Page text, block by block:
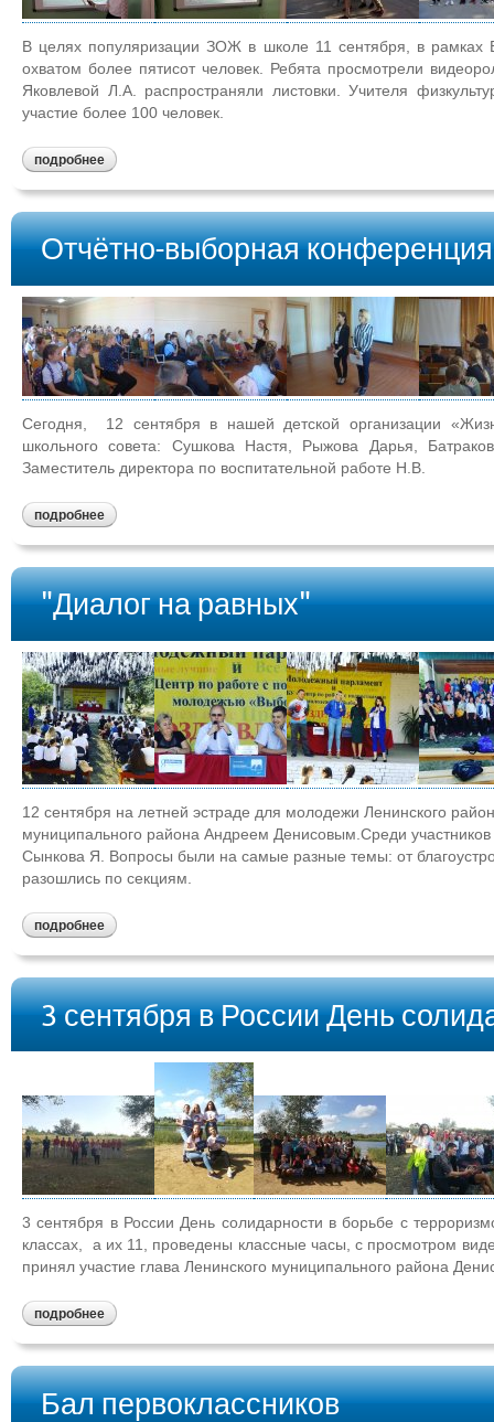
В целях популяризации ЗОЖ в школе 11 сентября, в рамках
охватом более пятисот человек. Ребята просмотрели
Яковлевой Л.А. распространяли листовки. Учителя
участие более 100 человек.
подробнее
Отчётно-выборная
Сегодня, 12 сентября в нашей детской организации
школьного совета: Сушкова Настя, Рыжова Дарья,
Заместитель директора по воспитательной работе Н.В.
подробнее
"Диалог на равных"
12 сентября на летней эстраде для молодежи Ленинского
муниципального района Андреем Денисовым.Среди
Сынкова Я. Вопросы были на самые разные темы: от
разошлись по секциям.
подробнее
3 сентября в России День
3 сентября в России День солидарности в борьбе с
классах, а их 11, проведены классные часы, с
принял участие глава Ленинского муниципального района
подробнее
Бал первоклассников